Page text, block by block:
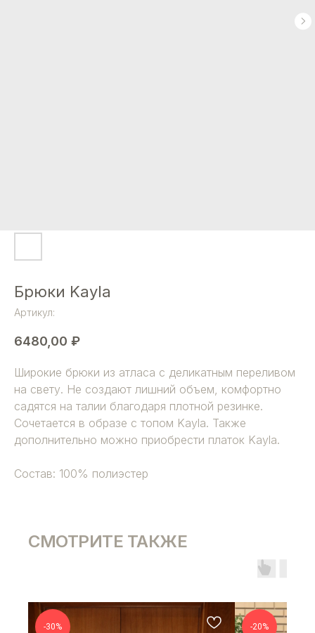
Брюки Kayla
Артикул:
6480,00 ₽
Широкие брюки из атласа с деликатным переливом
на свету. Не создают лишний объем, комфортно
садятся на талии благодаря плотной резинке.
Сочетается в образе с топом Kayla. Также
дополнительно можно приобрести платок Kayla.
Состав: 100% полиэстер
СМОТРИТЕ ТАКЖЕ
-30% -20%